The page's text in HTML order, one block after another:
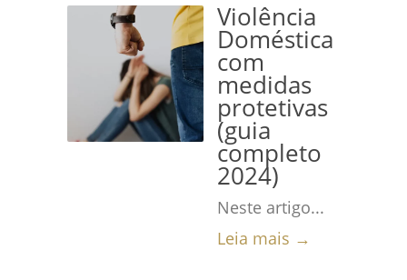
Violência
Doméstica
com
medidas
protetivas
(guia
completo
2024)
Neste artigo...
Leia mais →